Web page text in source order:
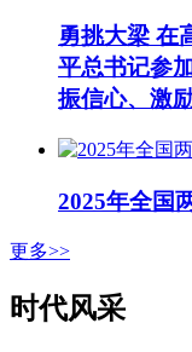
勇挑大梁
平总书记参
振信心、激
2025年全国
更多>>
时代风采